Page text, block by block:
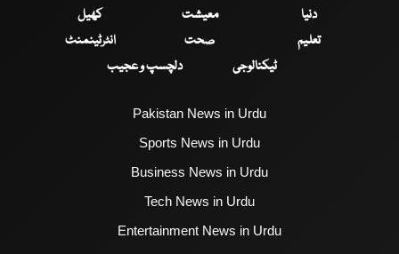
دنیا
معیشت
کھیل
تعلیم
صحت
انٹرٹینمنٹ
ٹیکنالوجی
دلچسپ و عجیب
Pakistan News in Urdu
Sports News in Urdu
Business News in Urdu
Tech News in Urdu
Entertainment News in Urdu